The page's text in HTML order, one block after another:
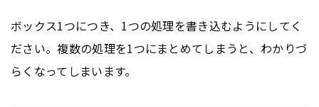
ボックス1つにつき、1つの処理を書き込むようにしてく
ださい。複数の処理を1つにまとめてしまうと、わかりづ
らくなってしまいます。